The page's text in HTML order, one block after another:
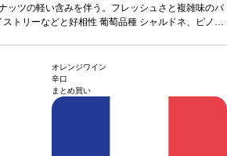
ッツの軽い含みを伴う。フレッシュさと複雑味のバ
ストリーなどと好相性 葡萄品種 シャルドネ、ピノ・
オレンジワイン
辛口
まとめ買い